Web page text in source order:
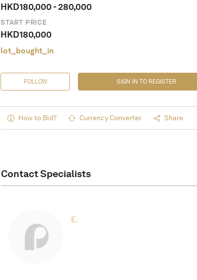
HKD180,000-280,000
START PRICE
HKD180,000
lot_bought_in
FOLLOW SIGN IN TO REGISTER
How to Bid? Currency Converter Share
Contact Specialists
E.